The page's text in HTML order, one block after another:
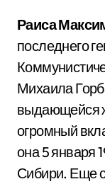
Раиса
последнего
Михаила
выдающейся
огромный
она 5 января
Сибири. Еще